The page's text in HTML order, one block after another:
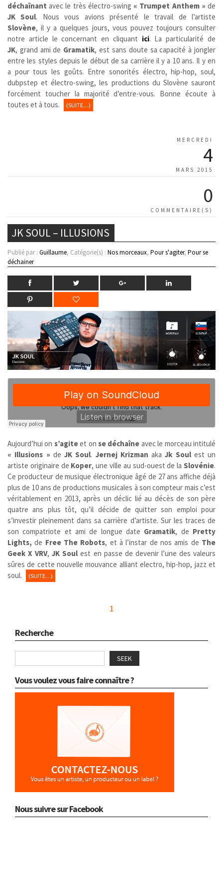
déchaînant avec le très électro-swing « Trumpet Anthem » de
JK Soul. Nous vous avions présenté le travail de l’artiste
Slovène, il y a quelques jours, vous pouvez toujours consulter
notre article le concernant en cliquant ici. La particularité de
JK, grand ami de Gramatik, est sans doute sa capacité à jongler
entre les styles depuis le début de sa carrière il y a 10 ans. Il y en
a pour tous les goûts. Entre sonorités électro, hip-hop, soul,
dubpstep et électro-swing, les productions du Slovène sauront
forcément toucher la majorité d’entre-vous. Bonne écoute à
toutes et à tous.
(SUITE…)
MERCREDI
4
MARS 2015
0
COMMENTAIRE(S)
JK SOUL – ILLUSIONS
Publié par : Guillaume, Catégorie(s) : Nos morceaux, Pour s'agiter, Pour se
déchainer
Aujourd’hui on s’agiteet onse déchaîne avec le morceau intitulé
« Illusions » de JK Soul. Jernej Krizman akaJk Soulest un
artiste originaire de Koper, une ville au sud-ouest de laSlovénie.
Ce producteur de musique électronique âgé de 27 ans affiche déjà
plus de 10 ans de productions musicales à son compteur mais c’est
véritablement en 2013, après un déclic lié au décès de son père
quatre ans plus tôt, qu’il décide de quitter son emploi pour
s’investir pleinement dans sa carrière d’artiste. Sur les traces de
son compatriote et ami de longue date Gramatik, de Pretty
Lights,de Free The Robots, et à l’instar de nos amis de The
Geek X VRV,JK Soul est en passe de devenir l’une des valeurs
sûres de cette nouvelle mouvance alliant electro, hip-hop, jazz et
soul.
(SUITE…)
1
Recherche
SEEK
Vous voulez vous faire connaître ?
Nous suivre sur Facebook